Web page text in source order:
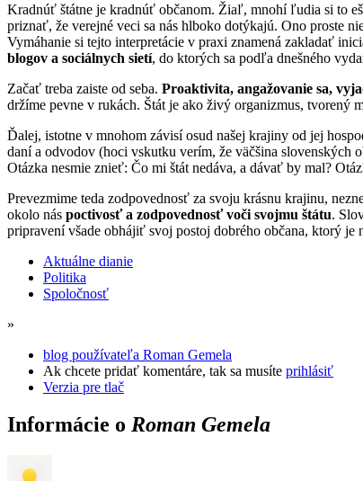
Kradnúť štátne je kradnúť občanom. Žiaľ, mnohí ľudia si to
priznať, že verejné veci sa nás hlboko dotýkajú. Ono proste
Vymáhanie si tejto interpretácie v praxi znamená zakladať
blogov a sociálnych sietí, do ktorých sa podľa dnešného
Začať treba zaiste od seba. Proaktivita, angažovanie sa,
držíme pevne v rukách. Štát je ako živý organizmus, tvorený
Ďalej, istotne v mnohom závisí osud našej krajiny od jej
daní a odvodov (hoci vskutku verím, že väčšina
Otázka nesmie znieť: Čo mi štát nedáva, a dávať by mal?
Prevezmime teda zodpovednosť za svoju krásnu krajinu,
okolo nás poctivosť a zodpovednosť voči svojmu štátu.
pripravení všade obhájiť svoj postoj dobrého občana, ktorý
Aktuálne dianie
Politika
Spoločnosť
»
blog používateľa Roman Gemela
Ak chcete pridať komentáre, tak sa musíte prihlásiť
Verzia pre tlač
Informácie o Roman Gemela